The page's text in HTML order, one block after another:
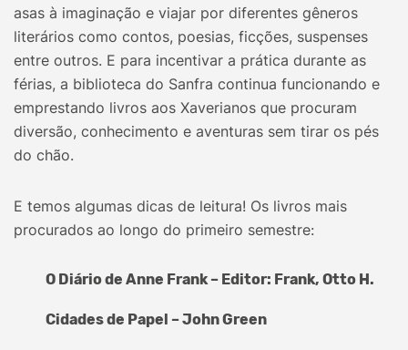
asas à imaginação e viajar por diferentes gêneros
literários como contos, poesias, ficções, suspenses
entre outros. E para incentivar a prática durante as
férias, a biblioteca do Sanfra continua funcionando e
emprestando livros aos Xaverianos que procuram
diversão, conhecimento e aventuras sem tirar os pés
do chão.
E temos algumas dicas de leitura! Os livros mais
procurados ao longo do primeiro semestre:
O Diário de Anne Frank – Editor: Frank, Otto H.
Cidades de Papel – John Green